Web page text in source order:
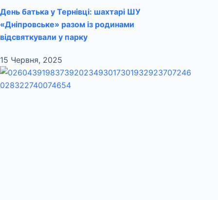
День батька у Тернівці: шахтарі ШУ
«Дніпровське» разом із родинами
відсвяткували у парку
15 Червня, 2025